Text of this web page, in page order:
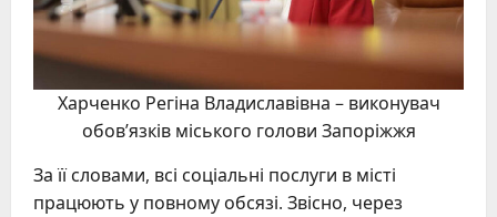
Харченко Регіна Владиславівна – виконувач
обов’язків міського голови Запоріжжя
За її словами, всі соціальні послуги в місті
працюють у повному обсязі. Звісно, через